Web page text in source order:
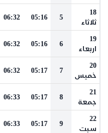
18
ثلاثاء
5
05:16
06:32
19
اربعاء
6
05:16
06:32
20
خميس
7
05:17
06:32
21
جمعة
8
05:17
06:33
22
سبت
9
05:17
06:33